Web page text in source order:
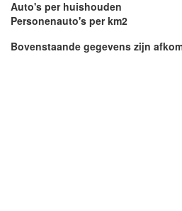
Auto's per huishouden
Personenauto's per km2
Bovenstaande gegevens zijn